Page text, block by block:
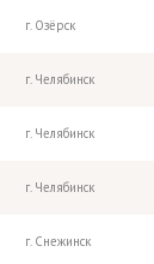
г. Озёрск
г. Челябинск
г. Челябинск
г. Челябинск
г. Снежинск